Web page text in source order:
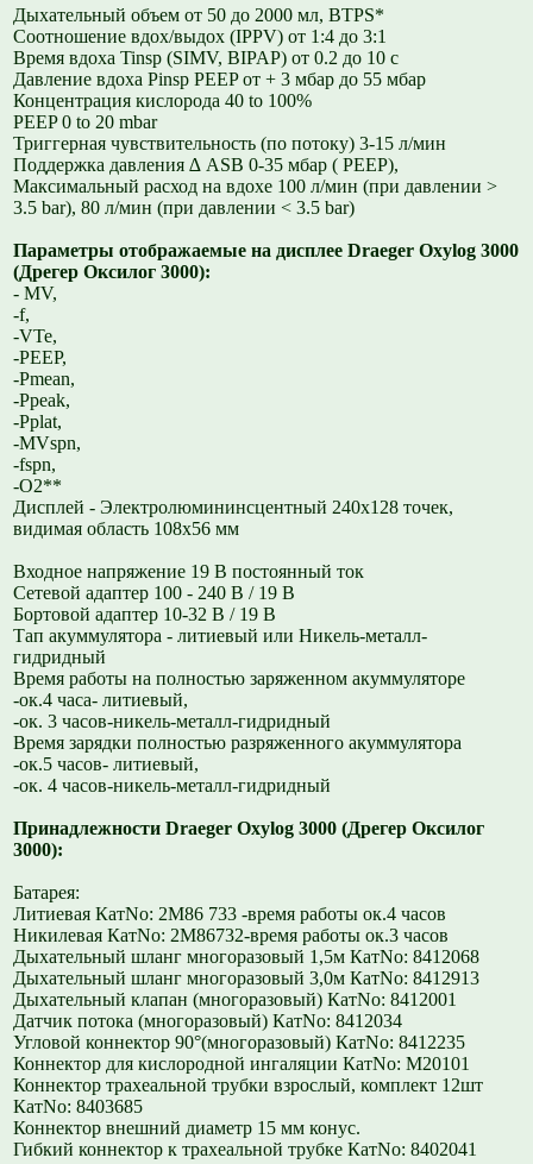
Дыхательный объем от 50 до 2000 мл, BTPS*
Соотношение вдох/выдох (IPPV) от 1:4 до 3:1
Время вдоха Tinsp (SIMV, BIPAP) от 0.2 до 10 с
Давление вдоха Pinsp PEEP от + 3 мбар до 55 мбар
Концентрация кислорода 40 to 100%
PEEP 0 to 20 mbar
Триггерная чувствительность (по потоку) 3-15 л/мин
Поддержка давления ∆ ASB 0-35 мбар ( PEEP),
Максимальный расход на вдохе 100 л/мин (при давлении >
3.5 bar), 80 л/мин (при давлении < 3.5 bar)
Параметры отображаемые на дисплее Draeger Oxylog 3000
(Дрегер Оксилог 3000):
- MV,
-f,
-VTe,
-PEEP,
-Pmean,
-Ppeak,
-Pplat,
-MVspn,
-fspn,
-O2**
Дисплей - Электролюмининсцентный 240х128 точек,
видимая область 108х56 мм
Входное напряжение 19 В постоянный ток
Сетевой адаптер 100 - 240 В / 19 В
Бортовой адаптер 10-32 В / 19 В
Тап акуммулятора - литиевый или Никель-металл-
гидридный
Время работы на полностью заряженном акуммуляторе
-ок.4 часа- литиевый,
-ок. 3 часов-никель-металл-гидридный
Время зарядки полностью разряженного акуммулятора
-ок.5 часов- литиевый,
-ок. 4 часов-никель-металл-гидридный
Принадлежности Draeger Oxylog 3000 (Дрегер Оксилог
3000):
Батарея:
Литиевая КатNo: 2M86 733 -время работы ок.4 часов
Никилевая КатNo: 2M86732-время работы ок.3 часов
Дыхательный шланг многоразовый 1,5м КатNo: 8412068
Дыхательный шланг многоразовый 3,0м КатNo: 8412913
Дыхательный клапан (многоразовый) КатNo: 8412001
Датчик потока (многоразовый) КатNo: 8412034
Угловой коннектор 90°(многоразовый) КатNo: 8412235
Коннектор для кислородной ингаляции КатNo: M20101
Коннектор трахеальной трубки взрослый, комплект 12шт
КатNo: 8403685
Коннектор внешний диаметр 15 мм конус.
Гибкий коннектор к трахеальной трубке КатNo: 8402041